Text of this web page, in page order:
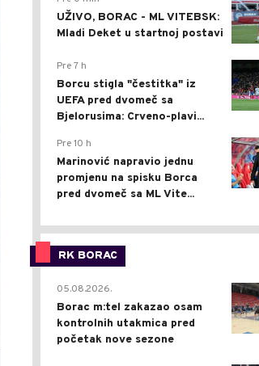
UŽIVO, BORAC - ML VITEBSK:
Mladi Deket u startnoj postavi
Pre 7 h
Borcu stigla "čestitka" iz
UEFA pred dvomeč sa
Bjelorusima: Crveno-plavi...
Pre 10 h
Marinović napravio jednu
promjenu na spisku Borca
pred dvomeč sa ML Vite...
RK BORAC
05.08.2026.
Borac m:tel zakazao osam
kontrolnih utakmica pred
početak nove sezone